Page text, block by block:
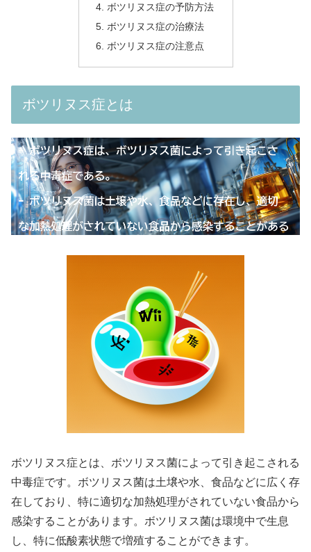
ボツリヌス症の予防方法
ボツリヌス症の治療法
ボツリヌス症の注意点
ボツリヌス症とは
ボツリヌス症とは、ボツリヌス菌によって引き起こされる
中毒症です。ボツリヌス菌は土壌や水、食品などに広く存
在しており、特に適切な加熱処理がされていない食品から
感染することがあります。ボツリヌス菌は環境中で生息
し、特に低酸素状態で増殖することができます。